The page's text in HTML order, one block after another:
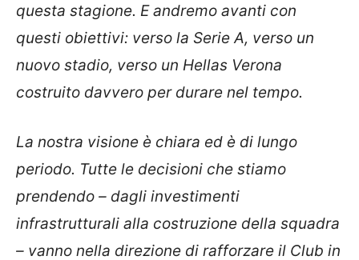
questa stagione. E andremo avanti con
questi obiettivi: verso la Serie A, verso un
nuovo stadio, verso un Hellas Verona
costruito davvero per durare nel tempo.
La nostra visione è chiara ed è di lungo
periodo. Tutte le decisioni che stiamo
prendendo – dagli investimenti
infrastrutturali alla costruzione della squadra
– vanno nella direzione di rafforzare il Club in